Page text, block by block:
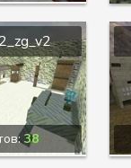
38